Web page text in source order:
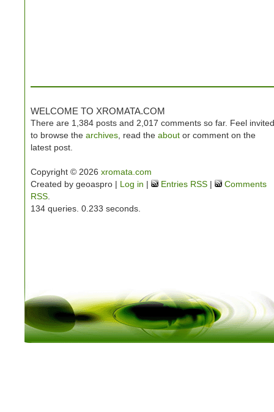
WELCOME TO XROMATA.COM
There are 1,384 posts and 2,017 comments so far. Feel invited
to browse the archives , read the about or comment on the
latest post.
Copyright © 2026 xromata.com
Created by geoaspro | Log in | Entries RSS |
Comments
RSS
134 queries. 0.233 seconds.